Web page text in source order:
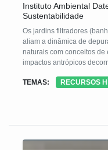
Instituto Ambiental
Sustentabilidade
Os jardins filtradores
aliam a dinâmica de
naturais com conceitos
impactos antrópicos
tratamento do esgoto. De
dos Sinos e do Rio Ibicuí,
TEMAS: RECURSOS